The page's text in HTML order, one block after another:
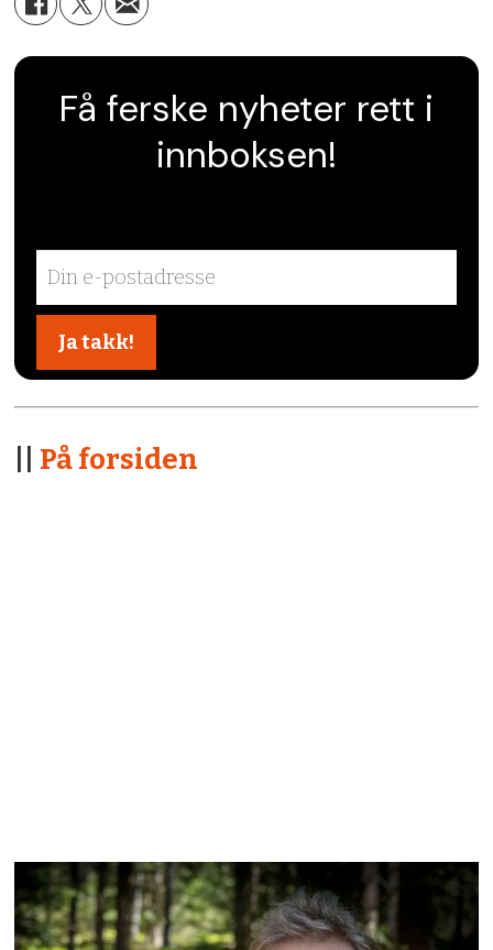
Få ferske nyheter rett i
innboksen!
På forsiden